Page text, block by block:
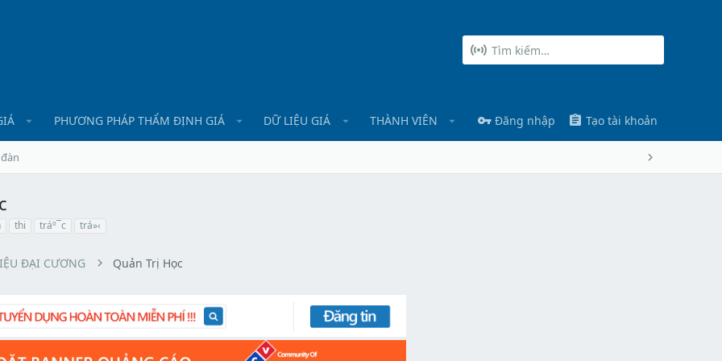
PHƯƠNG PHÁP THẨM ĐỊNH GIÁ DỮ LIỆU GIÁ THÀNH VIÊN Đăng nhập Tạo tài khoản
thi tráº¯c trá»‹
ĐẠI CƯƠNG Quản Trị Học